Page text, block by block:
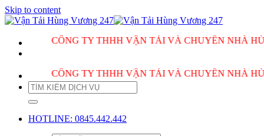
Skip to content
CÔNG TY THHH VẬN TẢI VÀ CHUYỂN NHÀ HÙNG
CÔNG TY THHH VẬN TẢI VÀ CHUYỂN NHÀ HÙNG
HOTLINE: 0845.442.442